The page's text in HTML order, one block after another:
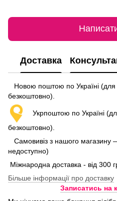
Доставка
Новою поштою по Україні (для
безкоштовно).
Укрпоштою по Україні
безкоштовно).
Самовивіз з нашого магазину
недоступно)
Міжнародна доставка - від 300
Більше інформації про доставку
Записатись на